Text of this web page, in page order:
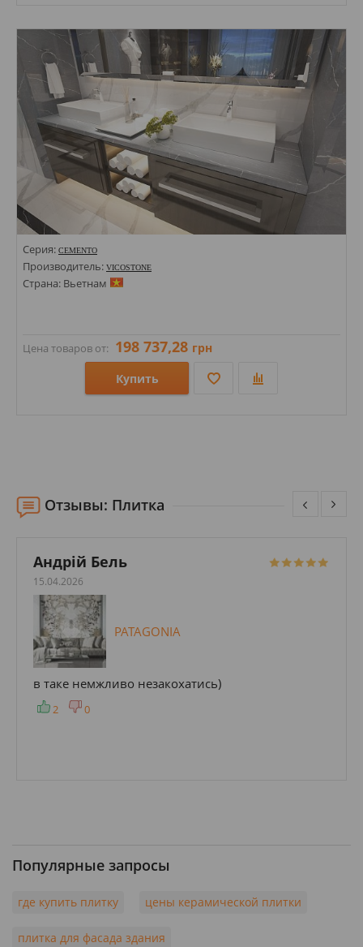
Стили: Под камень; Под мрамор;
Цвета:
Серия: CEMENTO
Производитель: VICOSTONE
Страна: Вьетнам
Цена товаров от: 198 737,28 грн
Купить
Отзывы: Плитка
Андрій Бель
15.04.2026
PATAGONIA
в таке немжливо незакохатись)
2 0
Популярные запросы
где купить плитку цены керамической плитки
плитка для фасада здания